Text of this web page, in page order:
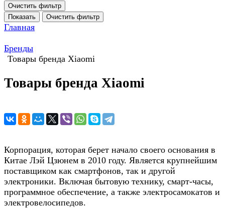
Очистить фильтр
Показать
Очистить фильтр
Главная
Бренды
Товары бренда Xiaomi
Товары бренда Xiaomi
Корпорация, которая берет начало своего основания в
Китае Лэй Цзюнем в 2010 году. Является крупнейшим
поставщиком как смартфонов, так и другой
электроники. Включая бытовую технику, смарт-часы,
программное обеспечение, а также электросамокатов и
электровелосипедов.